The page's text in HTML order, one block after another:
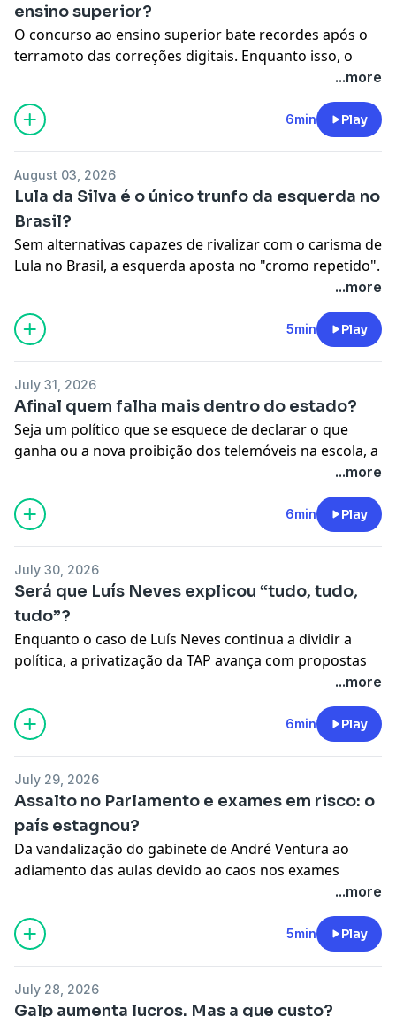
ensino superior?
O concurso ao ensino superior bate recordes após o
terramoto das correções digitais. Enquanto isso, o
fisco muda discretamente de líder com promessas de
See omnystudio.com/listener for privacy information.
...more
6min Play
August 03, 2026
Lula da Silva é o único trunfo da esquerda no
Brasil?
Sem alternativas capazes de rivalizar com o carisma de
Lula no Brasil, a esquerda aposta no "cromo repetido".
Já do outro lado do Atlântico, a Europa racha ao meio
See omnystudio.com/listener for privacy information.
...more
5min Play
July 31, 2026
Afinal quem falha mais dentro do estado?
Seja um político que se esquece de declarar o que
ganha ou a nova proibição dos telemóveis na escola, a
última solução é sempre assumir erros. No fundo,
See omnystudio.com/listener for privacy information.
...more
6min Play
July 30, 2026
Será que Luís Neves explicou “tudo, tudo,
tudo”?
Enquanto o caso de Luís Neves continua a dividir a
política, a privatização da TAP avança com propostas
See omnystudio.com/listener for privacy information.
...more
6min Play
July 29, 2026
Assalto no Parlamento e exames em risco: o
país estagnou?
Da vandalização do gabinete de André Ventura ao
adiamento das aulas devido ao caos nos exames
nacionais, o verão político está ao rubro e a segurança
See omnystudio.com/listener for privacy information.
...more
5min Play
July 28, 2026
Galp aumenta lucros. Mas a que custo?